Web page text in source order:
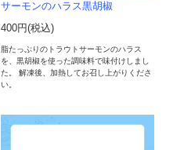
サーモンのハラス黒胡椒
400円(税込)
脂たっぷりのトラウトサーモンのハラス
を、黒胡椒を使った調味料で味付けしまし
た。 解凍後、加熱してお召し上がりくださ
い。